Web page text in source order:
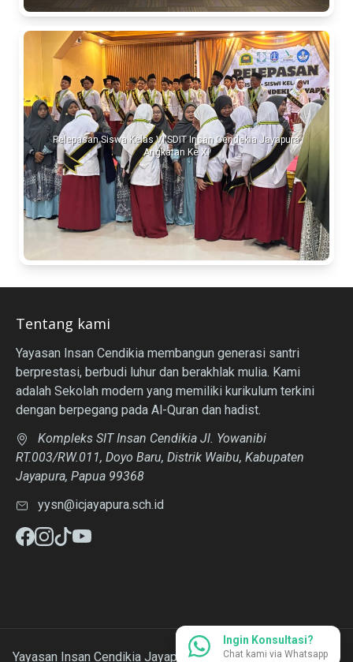
Pelepasan Siswa Kelas VI SDIT Insan Cendekia Jayapura
Angkatan Ke XI
Tentang kami
Yayasan Insan Cendikia membangun generasi santri
berprestasi, berbudi luhur dan berakhlak mulia. Kami
adalah Sekolah modern yang memiliki kurikulum terkini
dengan berpegang pada Al-Quran dan hadist.
Kompleks SIT Insan Cendikia Jl. Yowanibi
RT.003/RW.011, Doyo Baru, Distrik Waibu, Kabupaten
Jayapura, Papua 99368
yysn@icjayapura.sch.id
Yayasan Insan Cendikia Jayapura - 2026 All rights reserved.
Ingin Konsultasi?
Chat kami via Whatsapp